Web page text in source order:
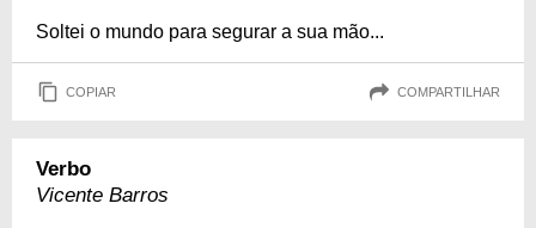
Soltei o mundo para segurar a sua mão...
COPIAR COMPARTILHAR
Verbo
Vicente Barros